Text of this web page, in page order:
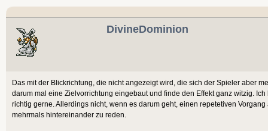
DivineDominion
Das mit der Blickrichtung, die nicht angezeigt wird, die sich der Spieler aber
darum mal eine Zielvorrichtung eingebaut und finde den Effekt ganz witzig.
richtig gerne. Allerdings nicht, wenn es darum geht, einen repetetiven
mehrmals hintereinander zu reden.